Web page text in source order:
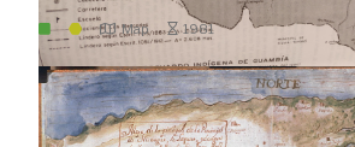
Map 1981